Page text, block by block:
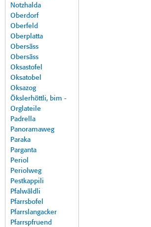
Notzhalda
Oberdorf
Oberfeld
Oberplatta
Obersäss
Obersäss
Oksastofel
Oksatobel
Oksazog
Ökslerhöttli, bim -
Orglateile
Padrella
Panoramaweg
Paraka
Parganta
Periol
Periolweg
Pestkappili
Pfalwäldli
Pfarrsbofel
Pfarrslangacker
Pfarrspfruend